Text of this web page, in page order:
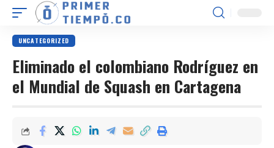
UNCATEGORIZED
Eliminado el colombiano Rodríguez en
el Mundial de Squash en Cartagena